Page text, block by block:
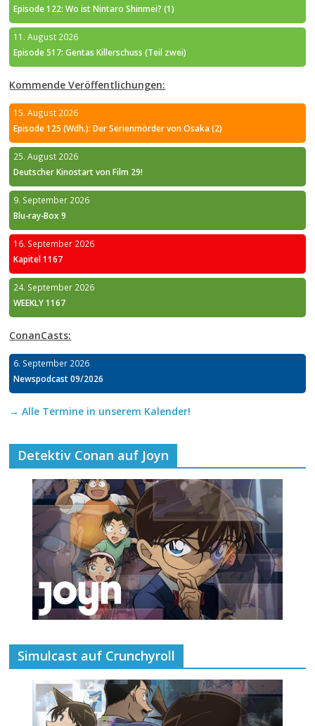
Episode 122: Wo ist Nintaro Shinmei? (1)
11. August 2026
Episode 517: Gentas Killerschuss (Teil zwei)
Kommende Veröffentlichungen:
15. August 2026
Episode 125 (Wdh.): Der Serienmörder von Osaka (2)
25. August 2026
Deutscher Kinostart von Film 29!
9. September 2026
Blu-ray-Box 9
16. September 2026
Kapitel 1167
24. September 2026
WEEKLY 1167
ConanCasts:
6. September 2026
Newspodcast 09/2026
→ Alle Termine in unserem Kalender!
Detektiv Conan auf Joyn
Simulcast auf Crunchyroll